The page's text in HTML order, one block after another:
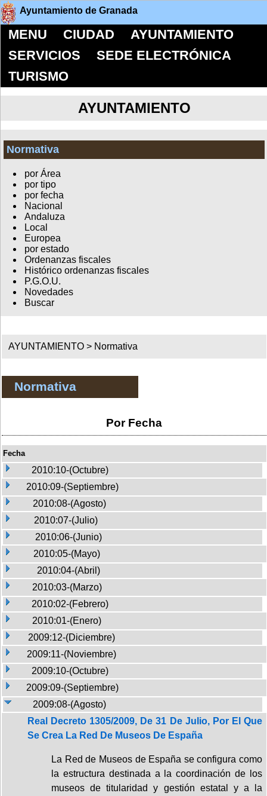
Ayuntamiento de Granada
MENU CIUDAD
AYUNTAMIENTO
SERVICIOS
SEDE ELECTRÓNICA
TURISMO
AYUNTAMIENTO
Normativa
por Área
por tipo
por fecha
Nacional
Andaluza
Local
Europea
por estado
Ordenanzas fiscales
Histórico ordenanzas fiscales
P.G.O.U.
Novedades
Buscar
AYUNTAMIENTO > Normativa
Normativa
Por Fecha
Fecha
2010:10-(Octubre)
2010:09-(Septiembre)
2010:08-(Agosto)
2010:07-(Julio)
2010:06-(Junio)
2010:05-(Mayo)
2010:04-(Abril)
2010:03-(Marzo)
2010:02-(Febrero)
2010:01-(Enero)
2009:12-(Diciembre)
2009:11-(Noviembre)
2009:10-(Octubre)
2009:09-(Septiembre)
2009:08-(Agosto)
Real Decreto 1305/2009, De 31 De Julio, Por El Que
Se Crea La Red De Museos De España
La Red de Museos de España se configura como
la estructura destinada a la coordinación de los
museos de titularidad y gestión estatal y a la